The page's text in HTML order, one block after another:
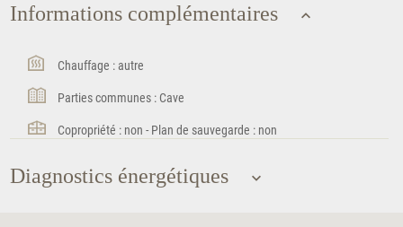
Informations complémentaires
Chauffage : autre
Parties communes : Cave
Copropriété : non - Plan de sauvegarde : non
Diagnostics énergétiques